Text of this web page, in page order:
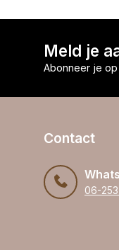
Meld je
Abonneer je
Contact
06-